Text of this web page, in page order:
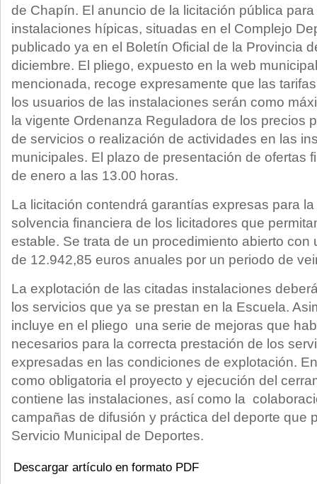
de Chapín. El anuncio de la licitación pública
instalaciones hípicas, situadas en el Complejo
publicado ya en el Boletín Oficial de la Provincia
diciembre. El pliego, expuesto en la web
mencionada, recoge expresamente que las
los usuarios de las instalaciones serán como
la vigente Ordenanza Reguladora de los precios
de servicios o realización de actividades en las
municipales. El plazo de presentación de ofertas
de enero a las 13.00 horas.
La licitación contendrá garantías expresas para
solvencia financiera de los licitadores que
estable. Se trata de un procedimiento abierto
de 12.942,85 euros anuales por un periodo de
La explotación de las citadas instalaciones
los servicios que ya se prestan en la Escuela.
incluye en el pliego una serie de mejoras que
necesarios para la correcta prestación de los
expresadas en las condiciones de explotación.
como obligatoria el proyecto y ejecución del
contiene las instalaciones, así como la
campañas de difusión y práctica del deporte que
Servicio Municipal de Deportes.
Descargar artículo en formato PDF